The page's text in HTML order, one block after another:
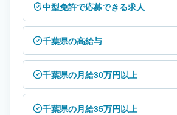
中型免許で応募できる求人
千葉県の高給与
千葉県の月給30万円以上
千葉県の月給35万円以上